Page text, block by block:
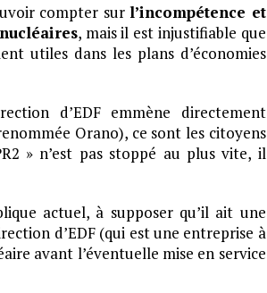
compter surl’incompétence et
, mais il est injustifiable que
utiles dans les plans d’économies
d’EDF emmène directement
Orano), ce sont les citoyens
» n’est pas stoppé au plus vite, il
actuel, à supposer qu’il ait une
d’EDF (qui est une entreprise à
avant l’éventuelle mise en service